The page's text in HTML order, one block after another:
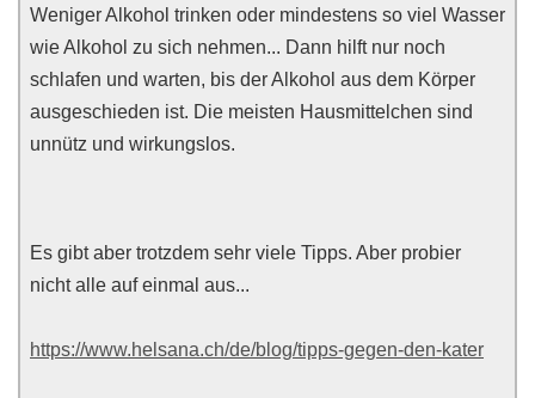
Weniger Alkohol trinken oder mindestens so viel Wasser
wie Alkohol zu sich nehmen... Dann hilft nur noch
schlafen und warten, bis der Alkohol aus dem Körper
ausgeschieden ist. Die meisten Hausmittelchen sind
unnütz und wirkungslos.
Es gibt aber trotzdem sehr viele Tipps. Aber probier
nicht alle auf einmal aus...
https://www.helsana.ch/de/blog/tipps-gegen-den-kater